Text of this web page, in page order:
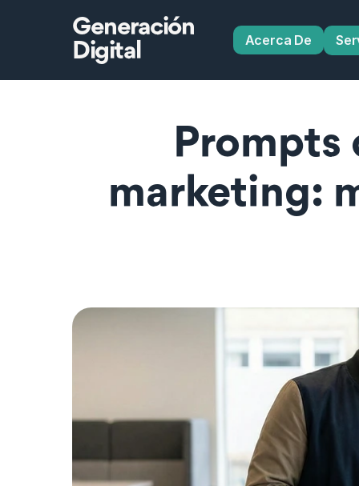
Generación
Digital
Acerca De
Prompts
marketing: